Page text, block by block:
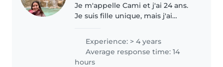
Je m'appelle Cami et j'ai 24 ans.
Je suis fille unique, mais j'ai
voyager à travers le monde,
j'aime cuisiner, j'adore les chiens
et j'ai de l'expérience..
Experience: > 4 years
Average response time: 14
hours